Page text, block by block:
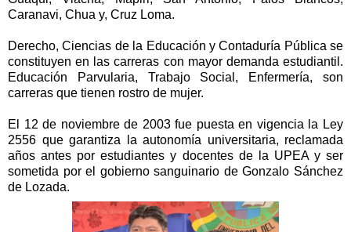
Caranavi, Chua y, Cruz Loma.
Derecho, Ciencias de la Educación y Contaduría Pública se
constituyen en las carreras con mayor demanda estudiantil.
Educación Parvularia, Trabajo Social, Enfermería, son
carreras que tienen rostro de mujer.
El 12 de noviembre de 2003 fue puesta en vigencia la Ley
2556 que garantiza la autonomía universitaria, reclamada
años antes por estudiantes y docentes de la UPEA y ser
sometida por el gobierno sanguinario de Gonzalo Sánchez
de Lozada.